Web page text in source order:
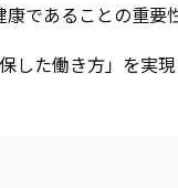
であることの重要
した働き方」を実現